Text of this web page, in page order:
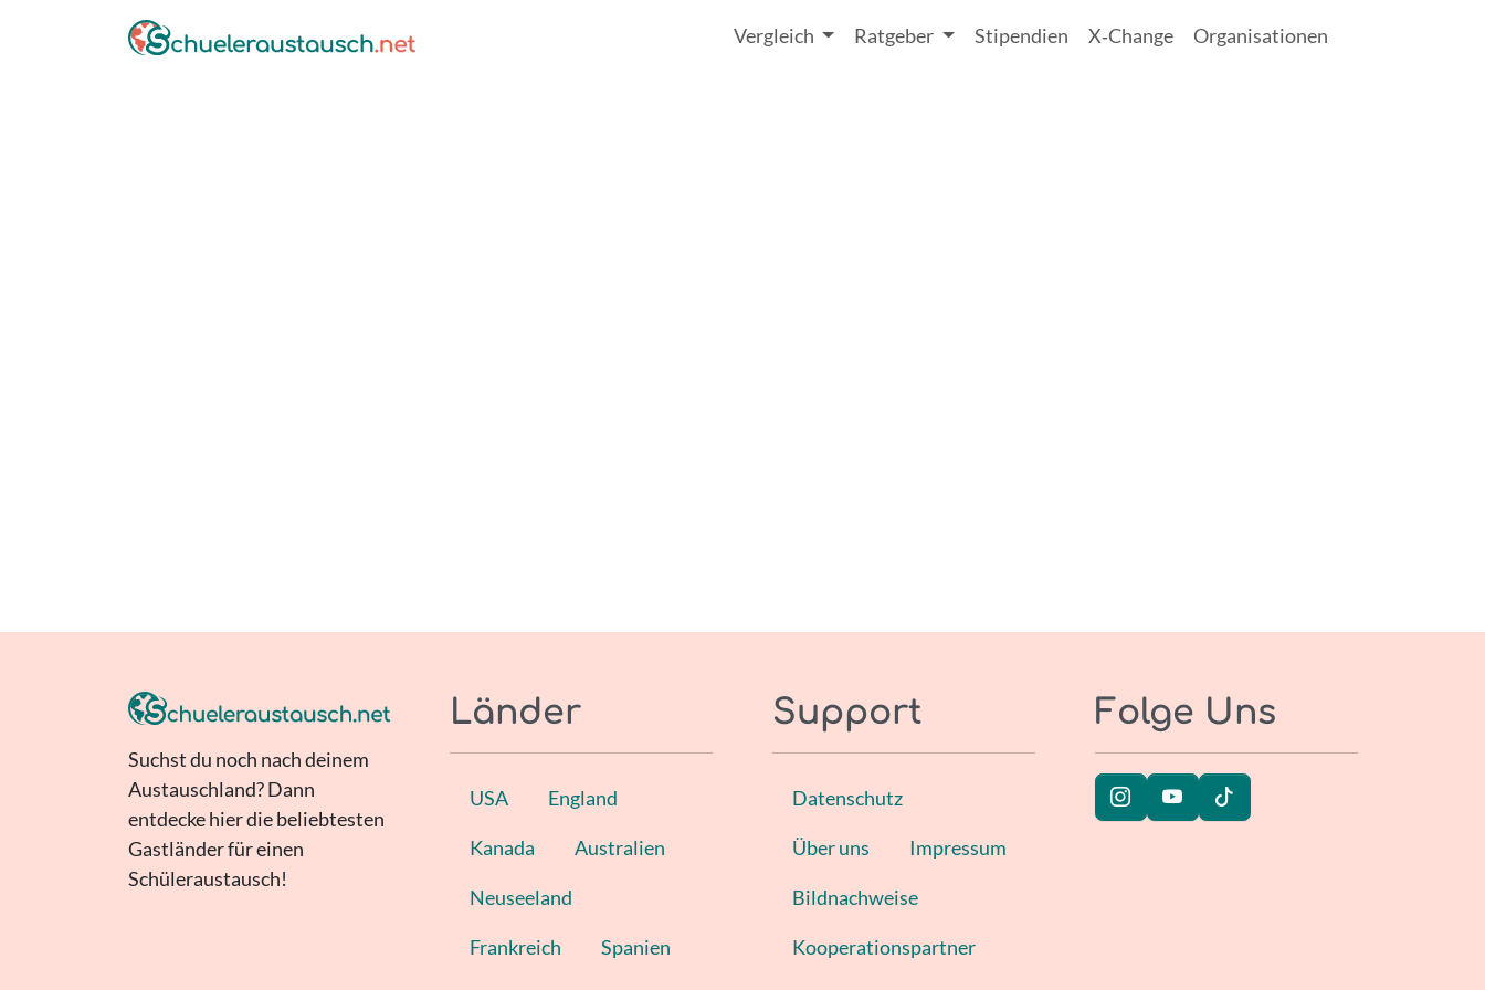
Vergleich Ratgeber Stipendien X‑Change Organisationen
Suchst du noch nach deinem
Austauschland? Dann
entdecke hier die beliebtesten
Gastländer für einen
Schüleraustausch!
Länder
USA England
Kanada Australien
Neuseeland
Frankreich Spanien
Support
Datenschutz
Über uns Impressum
Bildnachweise
Kooperationspartner
Folge Uns